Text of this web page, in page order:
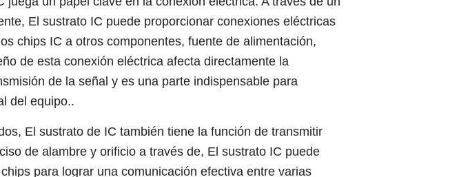
El sustrato IC puede proporcionar conexiones eléctricas
chips IC a otros componentes, fuente de alimentación,
de esta conexión eléctrica afecta directamente la
de la señal y es una parte indispensable para
del equipo..
El sustrato de IC también tiene la función de transmitir
de alambre y orificio a través de, El sustrato IC puede
para lograr una comunicación efectiva entre varias